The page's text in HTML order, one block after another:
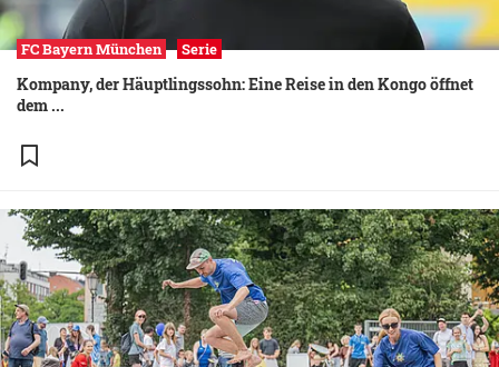
FC Bayern München Serie
Kompany, der Häuptlingssohn: Eine Reise in den Kongo öffnet
dem ...